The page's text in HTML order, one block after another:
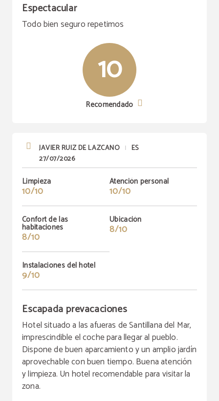
Espectacular
Todo bien seguro repetimos
10
Recomendado
JAVIER RUIZ DE LAZCANO |
ES
27/07/2026
Limpieza
10/10
Atención personal
10/10
Confort de las
habitaciones
8/10
Ubicación
8/10
Instalaciones del hotel
9/10
Escapada prevacaciones
Hotel situado a las afueras de Santillana del Mar,
imprescindible el coche para llegar al pueblo.
Dispone de buen aparcamiento y un amplio jardín
aprovechable con buen tiempo. Buena atención
y limpieza. Un hotel recomendable para visitar la
zona.